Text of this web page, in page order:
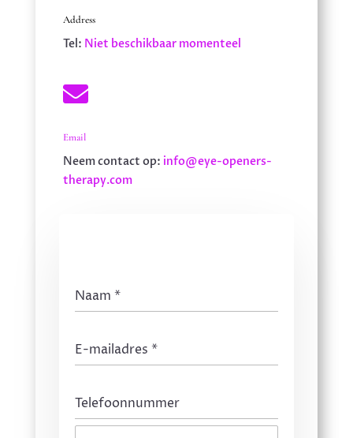
Address
Tel: Niet beschikbaar momenteel

Email
Neem contact op: info@eye-openers-
therapy.com
Naam *
E-mailadres *
Telefoonnummer